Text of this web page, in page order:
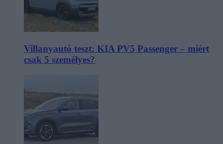
Villanyautó teszt: KIA PV5 Passenger – miért
csak 5 személyes?